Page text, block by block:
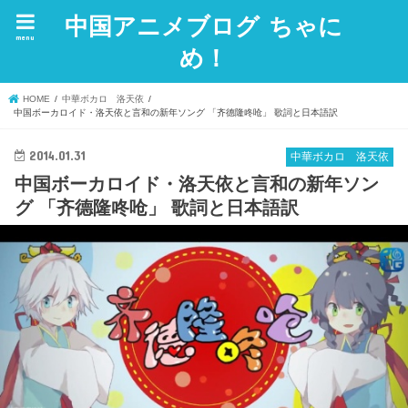
中国アニメブログ ちゃに
め！
menu
HOME
中華ボカロ 洛天依
中国ボーカロイド・洛天依と言和の新年ソング 「齐德隆咚呛」 歌詞と日本語訳
中華ボカロ 洛天依
2014.01.31
中国ボーカロイド・洛天依と言和の新年ソン
グ 「齐德隆咚呛」 歌詞と日本語訳